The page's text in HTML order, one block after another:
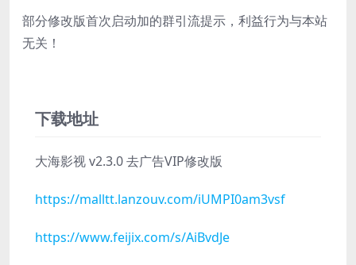
部分修改版首次启动加的群引流提示，利益行为与本站
无关！
下载地址
大海影视 v2.3.0 去广告VIP修改版
https://malltt.lanzouv.com/iUMPI0am3vsf
https://www.feijix.com/s/AiBvdJe